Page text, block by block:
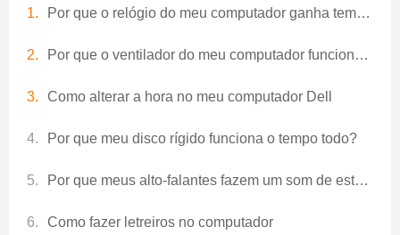
Por que o relógio do meu computador ganha tempo?
Por que o ventilador do meu computador funciona o tempo todo?
Como alterar a hora no meu computador Dell
Por que meu disco rígido funciona o tempo todo?
Por que meus alto-falantes fazem um som de estalo?
Como fazer letreiros no computador